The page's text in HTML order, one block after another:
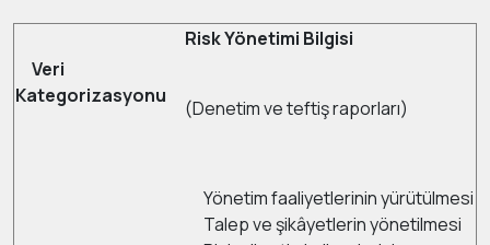
Veri
Kategorizasyonu
Risk Yönetimi Bilgisi
(Denetim ve teftiş raporları)
Yönetim faaliyetlerinin yürütülmesi
Talep ve şikâyetlerin yönetilmesi